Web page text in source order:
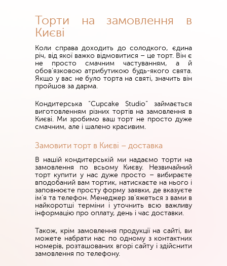
Торти на замовлення в
Києві
Коли справа доходить до солодкого, єдина
річ, від якої важко відмовитися – це торт. Він є
не просто смачним частуванням, а й
обов’язковою атрибутикою будь-якого свята.
Якщо у вас не було торта на святі, значить він
пройшов за дарма.
Кондитерська “Cupcake Studio” займається
виготовленням різних тортів на замовлення в
Києві. Ми зробимо ваш торт не просто дуже
смачним, але і шалено красивим.
Замовити торт в Києві – доставка
В нашій кондитерській ми надаємо торти на
замовлення по всьому Києву. Незвичайний
торт купити у нас дуже просто – вибираєте
вподобаний вам тортик, натискаєте на нього і
заповнюєте просту форму заявки, де вказуєте
ім’я та телефон. Менеджер зв’яжеться з вами в
найкоротші терміни і уточнить всю важливу
інформацію про оплату, день і час доставки.
Також, крім замовлення продукції на сайті, ви
можете набрати нас по одному з контактних
номерів, розташованих вгорі сайту і здійснити
замовлення по телефону.